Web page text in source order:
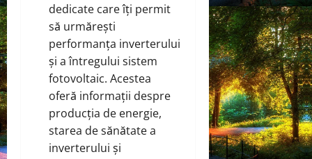
dedicate care îți permit
să urmărești
performanța inverterului
și a întregului sistem
fotovoltaic. Acestea
oferă informații despre
producția de energie,
starea de sănătate a
inverterului și